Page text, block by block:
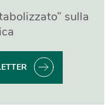
sulla